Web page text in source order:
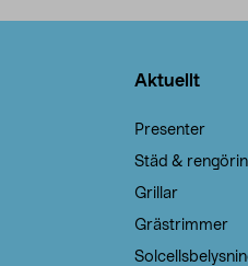
Aktuellt
Presenter
Städ &
Grillar
Grästrimmer